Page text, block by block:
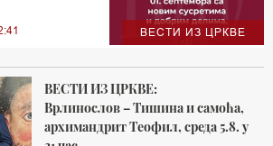
ВЕСТИ ИЗ ЦРКВЕ
ВЕСТИ ИЗ ЦРКВЕ:
Врлинослов – Тишина и самоћа,
архимандрит Теофил, среда 5.8. у